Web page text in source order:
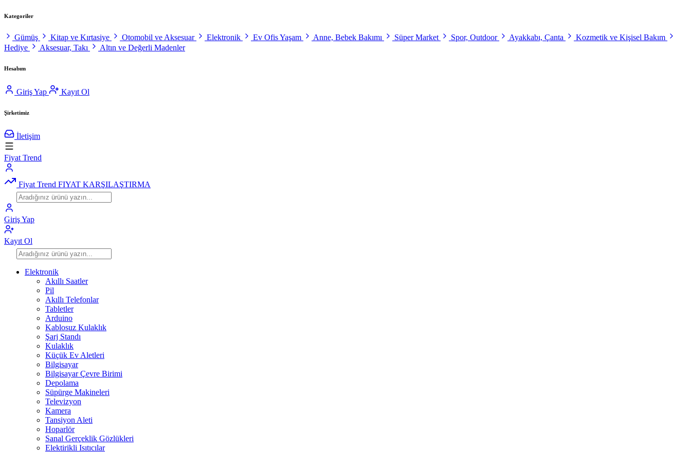
Kategoriler
Gümüş Kitap ve Kırtasiye Otomobil ve Aksesuar Elektronik Ev Ofis Yaşam Anne, Bebek Bakımı Süper Market Spor, Outdoor Ayakkabı, Çanta
Kozmetik ve Kişisel Bakım
Hediye
Aksesuar, Takı Altın ve Değerli Madenler
Hesabım
Giriş Yap Kayıt Ol
Şirketimiz
İletişim
Fiyat Trend
Fiyat Trend FIYAT KARŞILAŞTIRMA
Giriş Yap
Kayıt Ol
Elektronik
Akıllı Saatler
Pil
Akıllı Telefonlar
Tabletler
Arduino
Kablosuz Kulaklık
Şarj Standı
Kulaklık
Küçük Ev Aletleri
Bilgisayar
Bilgisayar Çevre Birimi
Depolama
Süpürge Makineleri
Televizyon
Kamera
Tansiyon Aleti
Hoparlör
Sanal Gerçeklik Gözlükleri
Elektirikli Isıtıcılar